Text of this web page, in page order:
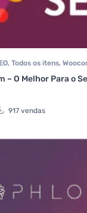
, Todos os itens,
– O Melhor Para o
917 vendas